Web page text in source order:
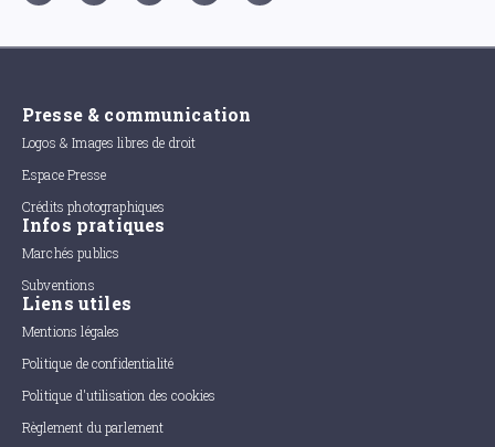
Presse & communication
Logos & Images libres de droit
Espace Presse
Crédits photographiques
Infos pratiques
Marchés publics
Subventions
Liens utiles
Mentions légales
Politique de confidentialité
Politique d'utilisation des cookies
Règlement du parlement